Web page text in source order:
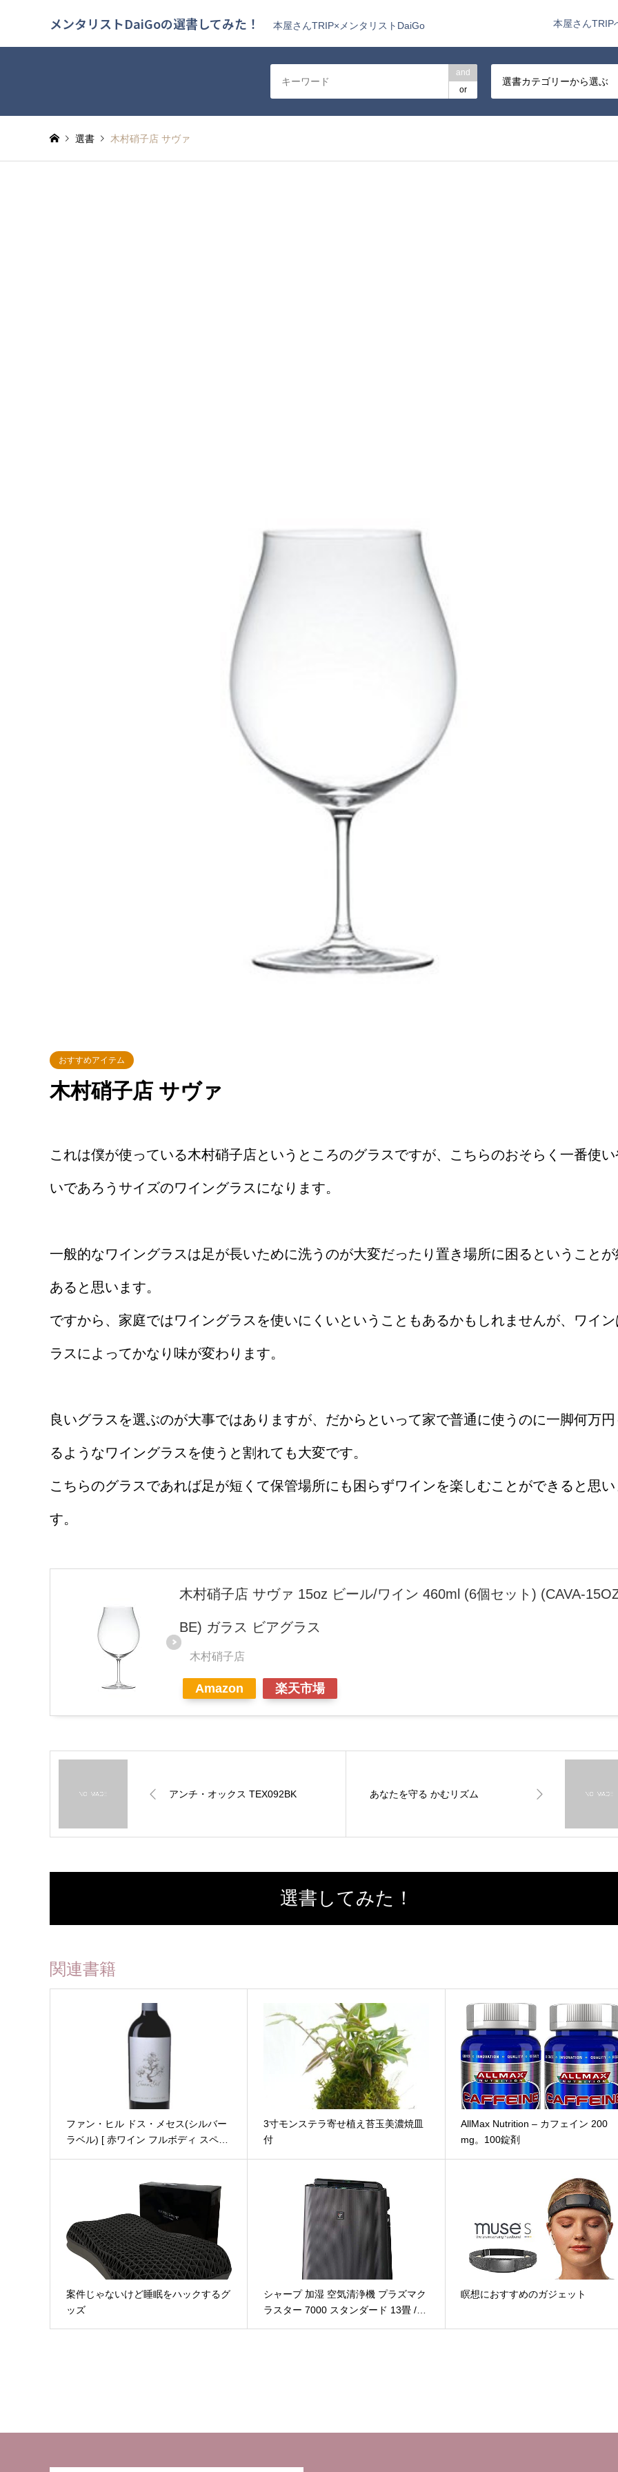
メンタリストDaiGoの選書してみた！ 本屋さんTRIP×メンタリストDaiGo 本屋さんTRIP
and
or
選書カテゴリーから選ぶ
選書 木村硝子店 サヴァ
おすすめアイテム
木村硝子店 サヴァ
これは僕が使っている木村硝子店というところのグラスですが、こちらのおそらく一番使
いであろうサイズのワイングラスになります。
一般的なワイングラスは足が長いために洗うのが大変だったり置き場所に困るということ
あると思います。
ですから、家庭ではワイングラスを使いにくいということもあるかもしれませんが、ワイ
ラスによってかなり味が変わります。
良いグラスを選ぶのが大事ではありますが、だからといって家で普通に使うのに一脚何万
るようなワイングラスを使うと割れても大変です。
こちらのグラスであれば足が短くて保管場所にも困らずワインを楽しむことができると思い
す。
木村硝子店 サヴァ 15oz ビール/ワイン 460ml (6個セット) (CAVA-
BE) ガラス ビアグラス
木村硝子店
Amazon 楽天市場
アンチ・オックス TEX092BK あなたを守る かむリズム
選書してみた！
関連書籍
ファン・ヒル ドス・メセス(シルバー
ラベル) [ 赤ワイン フルボディ スペ…
3寸モンステラ寄せ植え苔玉美濃焼皿
付
AllMax Nutrition – カフェイン 200
mg。100錠剤
案件じゃないけど睡眠をハックするグ
ッズ
シャープ 加湿 空気清浄機 プラズマク
ラスター 7000 スタンダード 13畳 /…
瞑想におすすめのガジェット